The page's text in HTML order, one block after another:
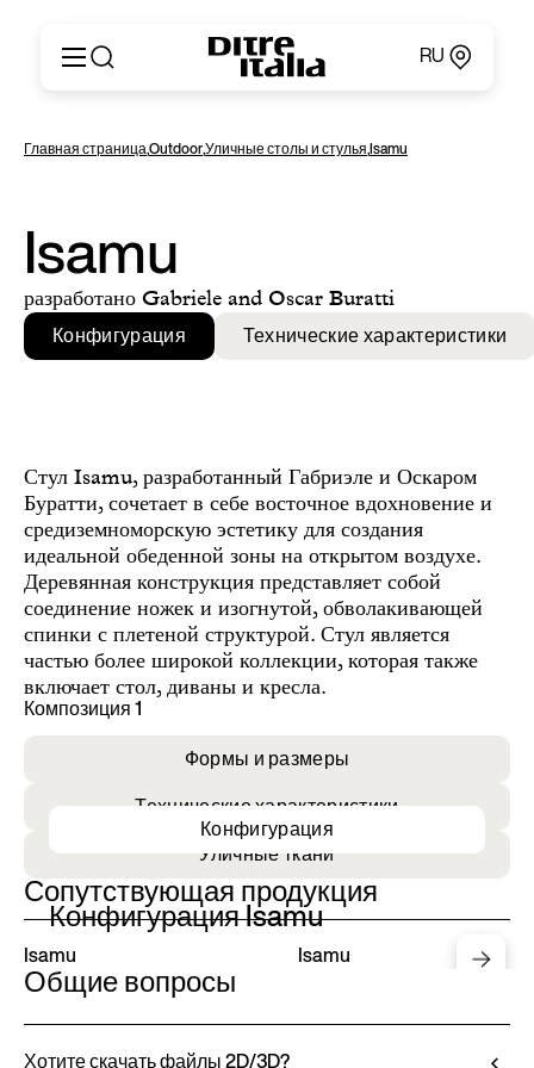
RU
Продукция
Каталоги и материалы
Ditre for Professionals
Точки продаж
Новости и пресса
Личный кабинет
English
Español
Русский
简体中文
Главная страница,Outdoor,Уличные столы и стулья, Isamu
Isamu
разработано Gabriele and Oscar Buratti
Конфигурация Технические характеристики
Стул Isamu, разработанный Габриэле и Оскаром
Буратти, сочетает в себе восточное вдохновение и
средиземноморскую эстетику для создания
идеальной обеденной зоны на открытом воздухе.
Деревянная конструкция представляет собой
соединение ножек и изогнутой, обволакивающей
спинки с плетеной структурой. Стул является
частью более широкой коллекции, которая также
включает стол, диваны и кресла.
Композиция 1
Формы и размеры
Технические характеристики
Уличные ткани
Конфигурация Isamu
Конфигурация
Сопутствующая продукция
Isamu Isamu
Общие вопросы
Хотите скачать файлы 2D/3D?